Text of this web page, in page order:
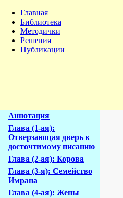
Главная
Библиотека
Методички
Решения
Публикации
Аннотация
Глава (1-ая):
Отверзающая дверь к
досточтимому писанию
Глава (2-ая): Корова
Глава (3-я): Семейство
Имрана
Глава (4-ая): Жены